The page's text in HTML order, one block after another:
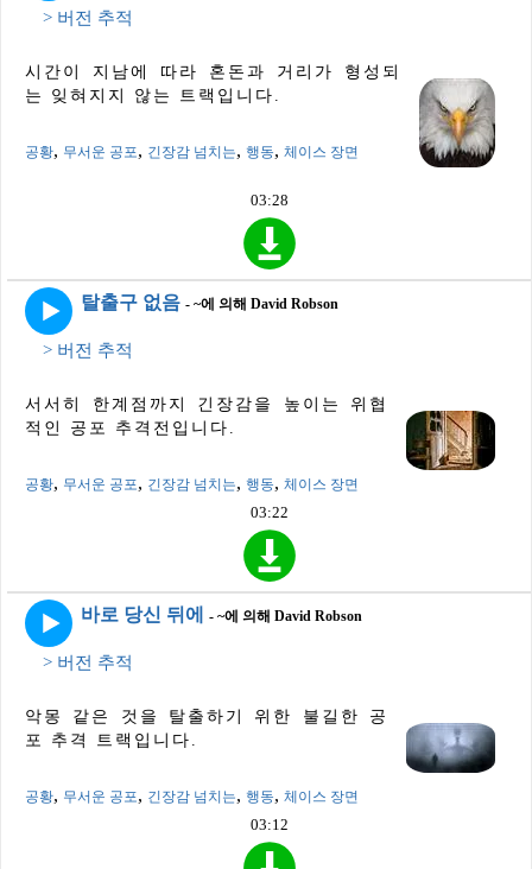
> 버전 추적
시간이 지남에 따라 혼돈과 거리가 형성되
는 잊혀지지 않는 트랙입니다.
공황, 무서운 공포, 긴장감 넘치는, 행동, 체이스 장면
03:28
탈출구 없음 - ~에 의해 David Robson
> 버전 추적
서서히 한계점까지 긴장감을 높이는 위협
적인 공포 추격전입니다.
공황, 무서운 공포, 긴장감 넘치는, 행동, 체이스 장면
03:22
바로 당신 뒤에 - ~에 의해 David Robson
> 버전 추적
악몽 같은 것을 탈출하기 위한 불길한 공
포 추격 트랙입니다.
공황, 무서운 공포, 긴장감 넘치는, 행동, 체이스 장면
03:12